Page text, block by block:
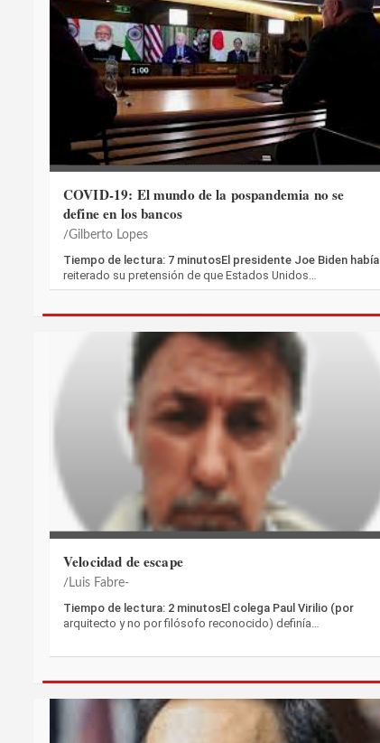
COVID-19: El mundo de la pospandemia no se
define en los bancos
Gilberto Lopes
Tiempo de lectura: 7 minutosEl presidente Joe Biden había
reiterado su pretensión de que Estados Unidos…
Velocidad de escape
Luis Fabre-
Tiempo de lectura: 2 minutosEl colega Paul Virilio (por
arquitecto y no por filósofo reconocido) definía…